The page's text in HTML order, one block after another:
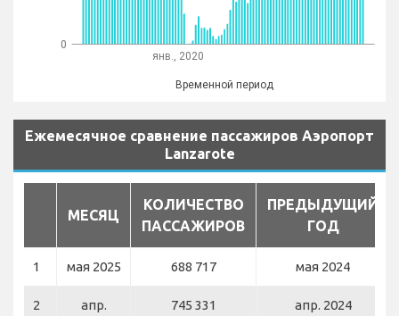
янв., 2020
Временной период
0
Ежемесячное сравнение пассажиров Аэропорт
Lanzarote
МЕСЯЦ
КОЛИЧЕСТВО
ПАССАЖИРОВ
ПРЕДЫДУЩИЙ
ГОД
1 мая 2025 688 717 мая 2024
2
апр.
745 331 апр. 2024